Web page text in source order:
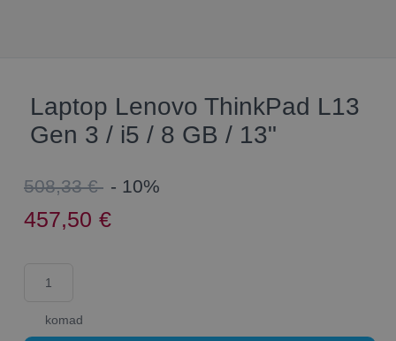
Laptop Lenovo ThinkPad L13
Gen 3 / i5 / 8 GB / 13"
508,33 € - 10%
457,50 €
komad